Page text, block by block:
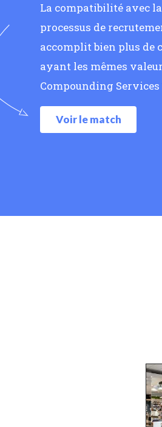
La compatibilité avec
processus de
accomplit bien plus de
ayant les mêmes
Compounding Services
Voir le match